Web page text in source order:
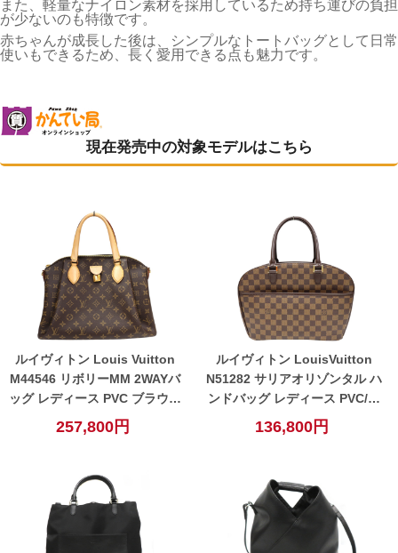
また、軽量なナイロン素材を採用しているため持ち運びの負担
が少ないのも特徴です。
赤ちゃんが成長した後は、シンプルなトートバッグとして日常
使いもできるため、長く愛用できる点も魅力です。
現在発売中の対象モデルはこちら
ルイヴィトン Louis Vuitton
M44546 リボリーMM 2WAYバ
ッグ レディース PVC ブラウン
【中古】
257,800円
ルイヴィトン LouisVuitton
N51282 サリアオリゾンタル ハ
ンドバッグ レディース PVC/レ
ザー ブラウン 【中古】
136,800円